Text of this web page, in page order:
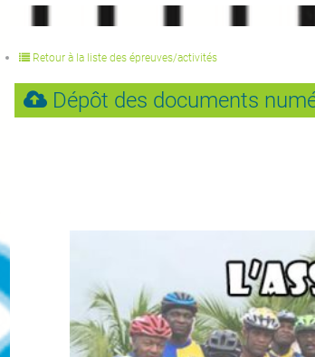
Retour à la liste des épreuves/activités
Dépôt des documents